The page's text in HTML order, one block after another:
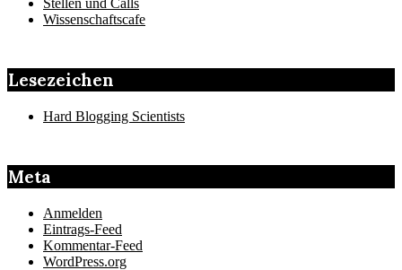
Stellen und Calls
Wissenschaftscafe
Lesezeichen
Hard Blogging Scientists
Meta
Anmelden
Eintrags-Feed
Kommentar-Feed
WordPress.org